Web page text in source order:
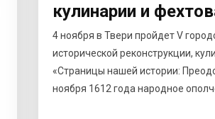
кулинарии и
4 ноября в Твери пройдет V
исторической реконструкции,
«Страницы нашей истории:
ноября 1612 года народное